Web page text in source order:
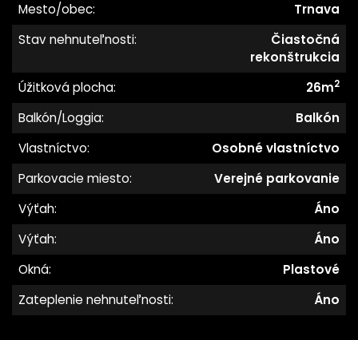
Mesto/obec:
Trnava
Stav nehnuteľnosti:
Čiastočná
rekonštrukcia
Úžitková plocha:
26m2
Balkón/Loggia:
Balkón
Vlastníctvo:
Osobné vlastníctvo
Parkovacie miesto:
Verejné parkovanie
Výťah:
Áno
Výťah:
Áno
Okná:
Plastové
Zateplenie nehnuteľnosti:
Áno